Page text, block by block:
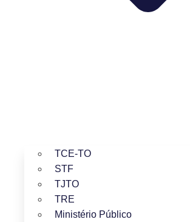
TCE-TO
STF
TJTO
TRE
Ministério Público